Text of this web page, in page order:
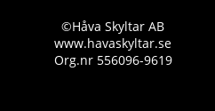
©Håva Skyltar AB
www.havaskyltar.se
Org.nr 556096-9619